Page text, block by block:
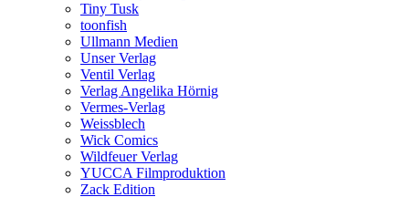
Tiny Tusk
toonfish
Ullmann Medien
Unser Verlag
Ventil Verlag
Verlag Angelika Hörnig
Vermes-Verlag
Weissblech
Wick Comics
Wildfeuer Verlag
YUCCA Filmproduktion
Zack Edition